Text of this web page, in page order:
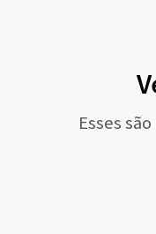
Esses